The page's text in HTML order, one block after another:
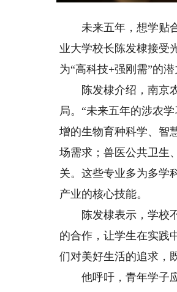
未来五年，想学贴合
业大学校长陈发棣接受
为“高科技+强刚需”的潜
陈发棣介绍，南京农
局。“未来五年的涉农
增的生物育种科学、智
场需求；兽医公共卫生
关。这些专业多为多学
产业的核心技能。
陈发棣表示，学校不
的合作，让学生在实践
们对美好生活的追求，
他呼吁，青年学子应